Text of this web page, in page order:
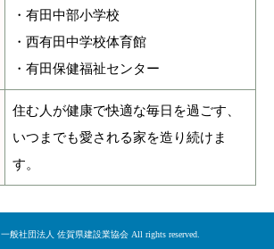
・有田中部小学校
・西有田中学校体育館
・有田保健福祉センター
住む人が健康で快適な毎日を過ごす、
いつまでも愛される家を造り続けま
す。
一般社団法人 佐賀県建設業協会All rights reserved.